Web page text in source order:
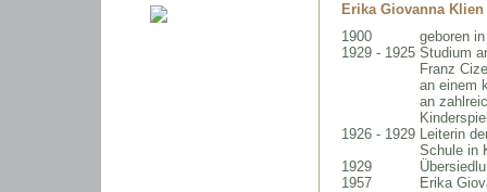
Erika Giovanna Klien
1900
geboren
1929 - 1925 Studium
Franz
an einem
an
1926 - 1929 Leiterin
Schule in
1929
1957
Erika